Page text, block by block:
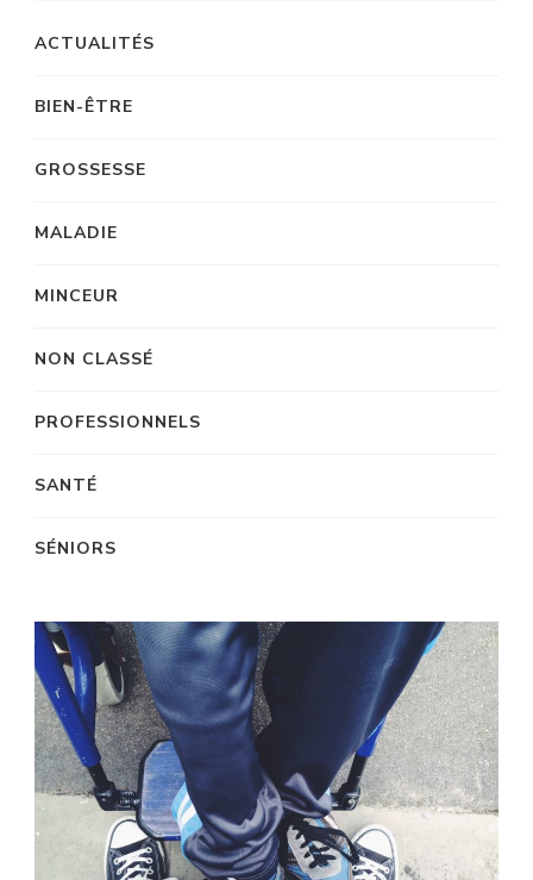
ACTUALITÉS
BIEN-ÊTRE
GROSSESSE
MALADIE
MINCEUR
NON CLASSÉ
PROFESSIONNELS
SANTÉ
SÉNIORS